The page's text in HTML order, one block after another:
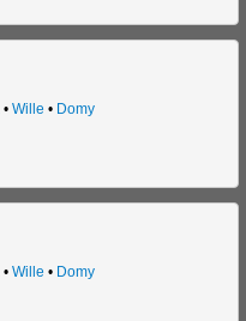
• Wille • Domy
• Wille • Domy